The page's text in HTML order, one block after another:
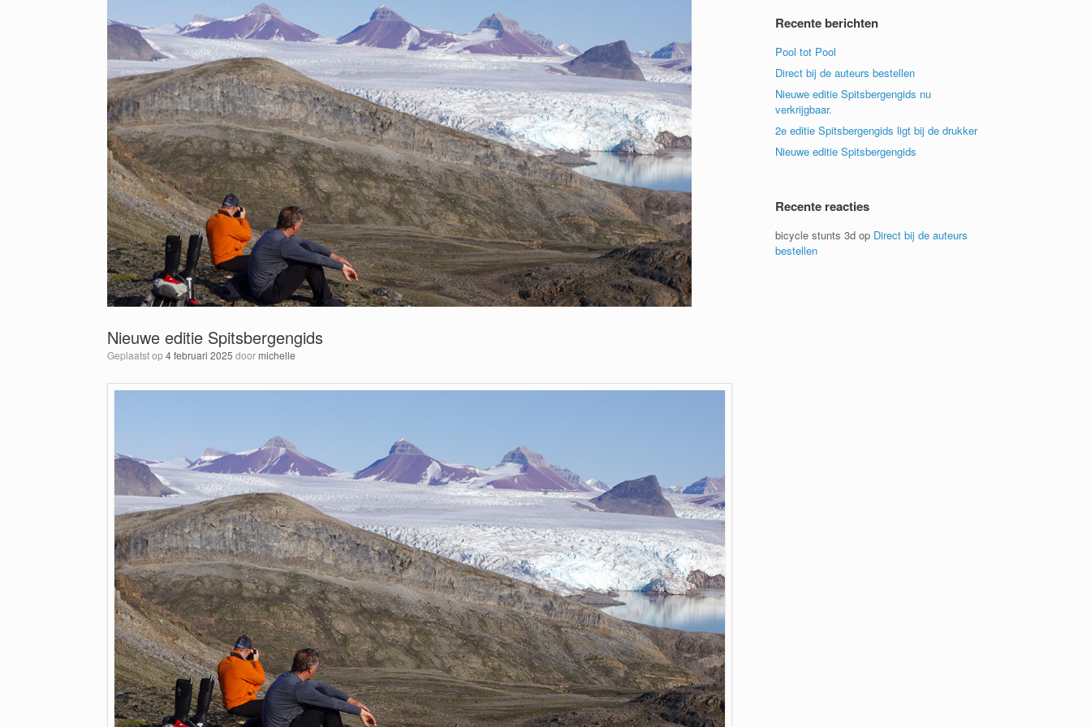
Nieuwe editie Spitsbergengids
Geplaatst op4 februari 2025 doormichelle
Recente berichten
Pool tot Pool
Direct bij de auteurs bestellen
Nieuwe editie Spitsbergengids nu
verkrijgbaar.
2e editie Spitsbergengids ligt bij de drukker
Nieuwe editie Spitsbergengids
Recente reacties
bicycle stunts 3d op Direct bij de auteurs
bestellen